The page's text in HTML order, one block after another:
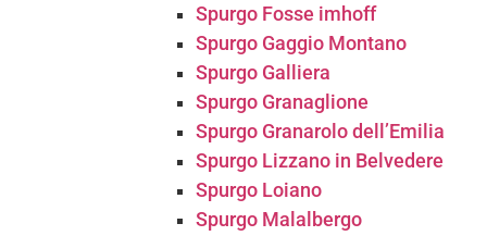
Spurgo Fosse imhoff
Spurgo Gaggio Montano
Spurgo Galliera
Spurgo Granaglione
Spurgo Granarolo dell’Emilia
Spurgo Lizzano in Belvedere
Spurgo Loiano
Spurgo Malalbergo